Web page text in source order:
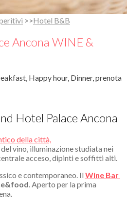
>>Hotel B&B
Ancona WINE &
Happy hour, Dinner, prenota
Hotel Palace Ancona
della città,
vino, illuminazione studiata nei
acceso, dipinti e soffitti alti.
e contemporaneo. Il Wine Bar
. Aperto per la prima